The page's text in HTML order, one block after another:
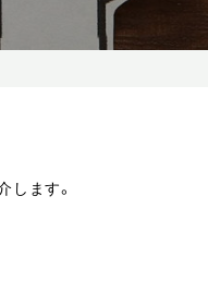
ます。